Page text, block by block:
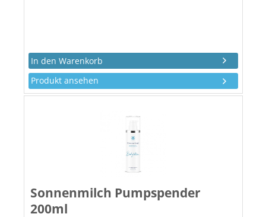
Produkt ansehen
Sonnenmilch Pumpspender
200ml